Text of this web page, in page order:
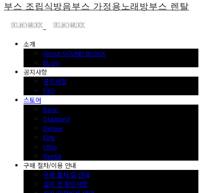
부스 조립식방음부스 가정용노래방부스 렌탈
소개
About SOUND BLOCK
BLOG
공지사항
공지사항
FAQ
스토어
Basic
Standard
Deluxe
Elite
Ultra
Rental
구매 절차/이용 안내
구매 절차 및 안내
설치 전 확인사항